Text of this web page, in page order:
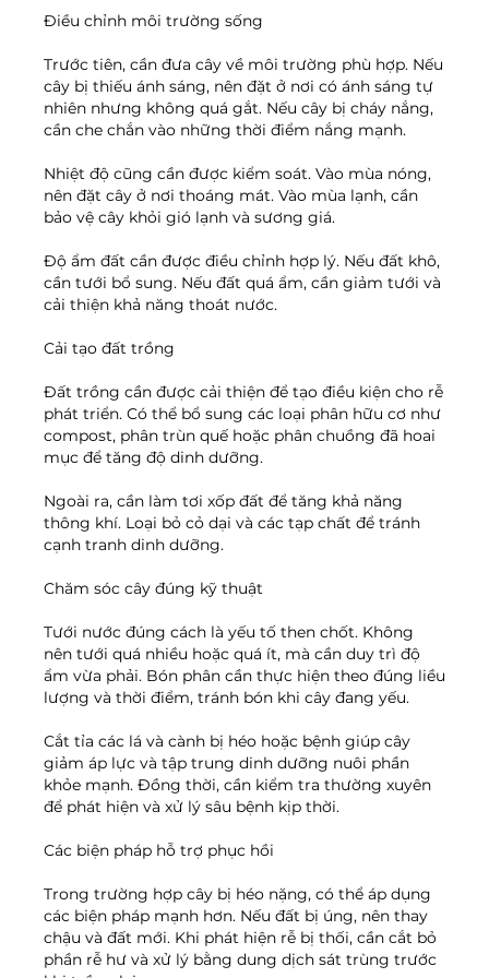
Điều chỉnh môi trường sống
Trước tiên, cần đưa cây về môi trường phù hợp. Nếu
cây bị thiếu ánh sáng, nên đặt ở nơi có ánh sáng tự
nhiên nhưng không quá gắt. Nếu cây bị cháy nắng,
cần che chắn vào những thời điểm nắng mạnh.
Nhiệt độ cũng cần được kiểm soát. Vào mùa nóng,
nên đặt cây ở nơi thoáng mát. Vào mùa lạnh, cần
bảo vệ cây khỏi gió lạnh và sương giá.
Độ ẩm đất cần được điều chỉnh hợp lý. Nếu đất khô,
cần tưới bổ sung. Nếu đất quá ẩm, cần giảm tưới và
cải thiện khả năng thoát nước.
Cải tạo đất trồng
Đất trồng cần được cải thiện để tạo điều kiện cho rễ
phát triển. Có thể bổ sung các loại phân hữu cơ như
compost, phân trùn quế hoặc phân chuồng đã hoai
mục để tăng độ dinh dưỡng.
Ngoài ra, cần làm tơi xốp đất để tăng khả năng
thông khí. Loại bỏ cỏ dại và các tạp chất để tránh
cạnh tranh dinh dưỡng.
Chăm sóc cây đúng kỹ thuật
Tưới nước đúng cách là yếu tố then chốt. Không
nên tưới quá nhiều hoặc quá ít, mà cần duy trì độ
ẩm vừa phải. Bón phân cần thực hiện theo đúng liều
lượng và thời điểm, tránh bón khi cây đang yếu.
Cắt tỉa các lá và cành bị héo hoặc bệnh giúp cây
giảm áp lực và tập trung dinh dưỡng nuôi phần
khỏe mạnh. Đồng thời, cần kiểm tra thường xuyên
để phát hiện và xử lý sâu bệnh kịp thời.
Các biện pháp hỗ trợ phục hồi
Trong trường hợp cây bị héo nặng, có thể áp dụng
các biện pháp mạnh hơn. Nếu đất bị úng, nên thay
chậu và đất mới. Khi phát hiện rễ bị thối, cần cắt bỏ
phần rễ hư và xử lý bằng dung dịch sát trùng trước